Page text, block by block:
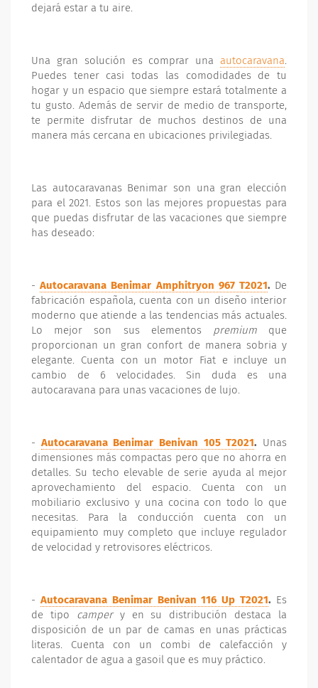
dejará estar a tu aire.
Una gran solución es comprar una autocaravana.
Puedes tener casi todas las comodidades de tu
hogar y un espacio que siempre estará totalmente a
tu gusto. Además de servir de medio de transporte,
te permite disfrutar de muchos destinos de una
manera más cercana en ubicaciones privilegiadas.
Las autocaravanas Benimar son una gran elección
para el 2021. Estos son las mejores propuestas para
que puedas disfrutar de las vacaciones que siempre
has deseado:
-Autocaravana Benimar Amphitryon 967 T2021. De
fabricación española, cuenta con un diseño interior
moderno que atiende a las tendencias más actuales.
Lo mejor son sus elementos premium que
proporcionan un gran confort de manera sobria y
elegante. Cuenta con un motor Fiat e incluye un
cambio de 6 velocidades. Sin duda es una
autocaravana para unas vacaciones de lujo.
- Autocaravana Benimar Benivan 105 T2021. Unas
dimensiones más compactas pero que no ahorra en
detalles. Su techo elevable de serie ayuda al mejor
aprovechamiento del espacio. Cuenta con un
mobiliario exclusivo y una cocina con todo lo que
necesitas. Para la conducción cuenta con un
equipamiento muy completo que incluye regulador
de velocidad y retrovisores eléctricos.
- Autocaravana Benimar Benivan 116 Up T2021. Es
de tipo campery en su distribución destaca la
disposición de un par de camas en unas prácticas
literas. Cuenta con un combi de calefacción y
calentador de agua a gasoil que es muy práctico.